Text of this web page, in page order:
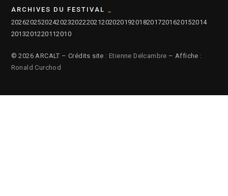
ARCHIVES DU FESTIVAL
2026202520242023202220212020201920182017201620152014
2013201220112010
© 2026 ARCALT – Crédits site : Etienne Delcambre – Affiche :
Ronald Curchod